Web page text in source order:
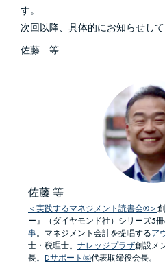
す。
次回以降、具体的にお知らせして
佐藤 等
佐藤 等
＜実践するマネジメント読書会®＞
ー』（ダイヤモンド社）シリーズ5冊
事。マネジメント会計を提唱するア
士・税理士。 ナレッジプラザ創設メ
長。 Dサポート㈱代表取締役会長。